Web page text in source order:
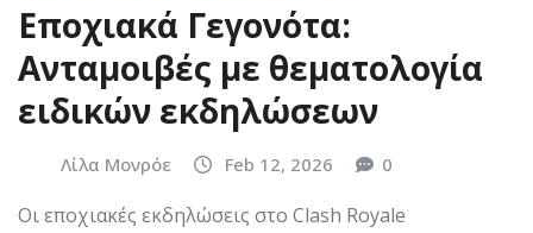
Εποχιακά Γεγονότα:
Ανταμοιβές με θεματολογία
ειδικών εκδηλώσεων
Λίλα Μονρόε Feb 12, 2026 0
Οι εποχιακές εκδηλώσεις στο Clash Royale